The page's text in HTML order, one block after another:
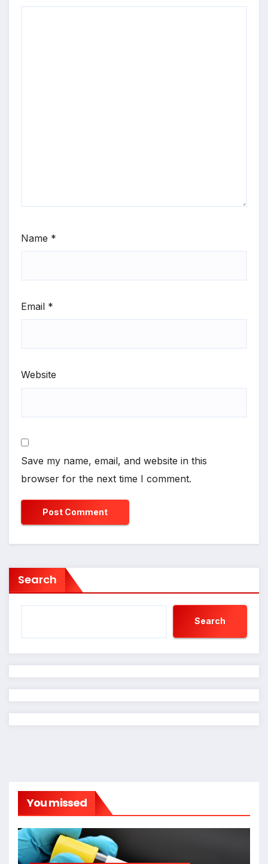
Name *
Email *
Website
Save my name, email, and website in this
browser for the next time I comment.
Search
Search
You missed